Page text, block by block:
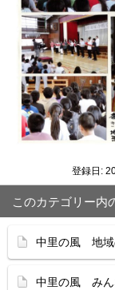
登録日:
このカテゴリー内
中里の風 地域
中里の風 みん